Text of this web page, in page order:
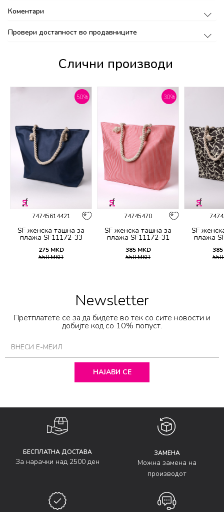
Коментари
Провери достапност во продавниците
Слични производи
50%
74745614421
SF женска ташна за
плажа SF11172-33
275 MKD
550MKD
30%
74745470
SF женска ташна за
плажа SF11172-31
385 MKD
550MKD
SF
плажа
385
550
Newsletter
Претплатете се за да бидете во тек со сите новости и
добијте код со 10% попуст.
НАЈАВИ СЕ
БЕСПЛАТНА ДОСТАВА
За нарачки над 2500 ден
ЗАМЕНА
Можна замена на
производот